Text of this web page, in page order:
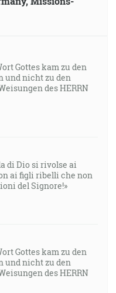
Gottes kam zu den
und nicht zu den
des HERRN
di Dio si rivolse ai
ai figli ribelli che non
del Signore!»
Gottes kam zu den
und nicht zu den
des HERRN